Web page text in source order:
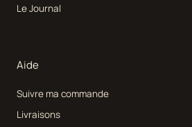
Le Journal
Aide
Suivre ma commande
Livraisons